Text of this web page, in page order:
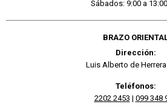
Sábados: 9:00 a
BRAZO
Dirección:
Luis Alberto de
Teléfonos:
2202 2453 | 099 348